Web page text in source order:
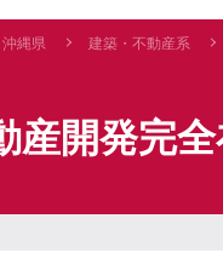
沖縄県 建築・不動産系
産開発完